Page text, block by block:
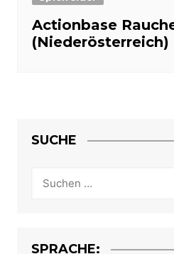
Actionbase
(Niederösterreich)
SUCHE
SPRACHE: